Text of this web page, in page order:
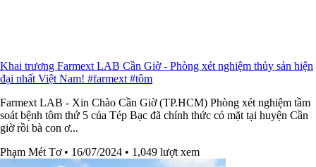
Khai trương Farmext LAB Cần Giờ - Phòng xét nghiệm thủy sản hiện
đại nhất Việt Nam! #farmext #tôm
Farmext LAB - Xin Chào Cần Giờ (TP.HCM) Phòng xét nghiệm tầm
soát bệnh tôm thứ 5 của Tép Bạc đã chính thức có mặt tại huyện Cần
giờ rồi bà con ơ...
Phạm Mét Tơ • 16/07/2024 • 1,049 lượt xem